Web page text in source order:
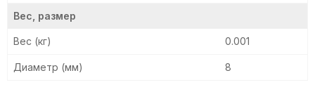
Вес, размер
Вес (кг) 0.001
Диаметр (мм) 8